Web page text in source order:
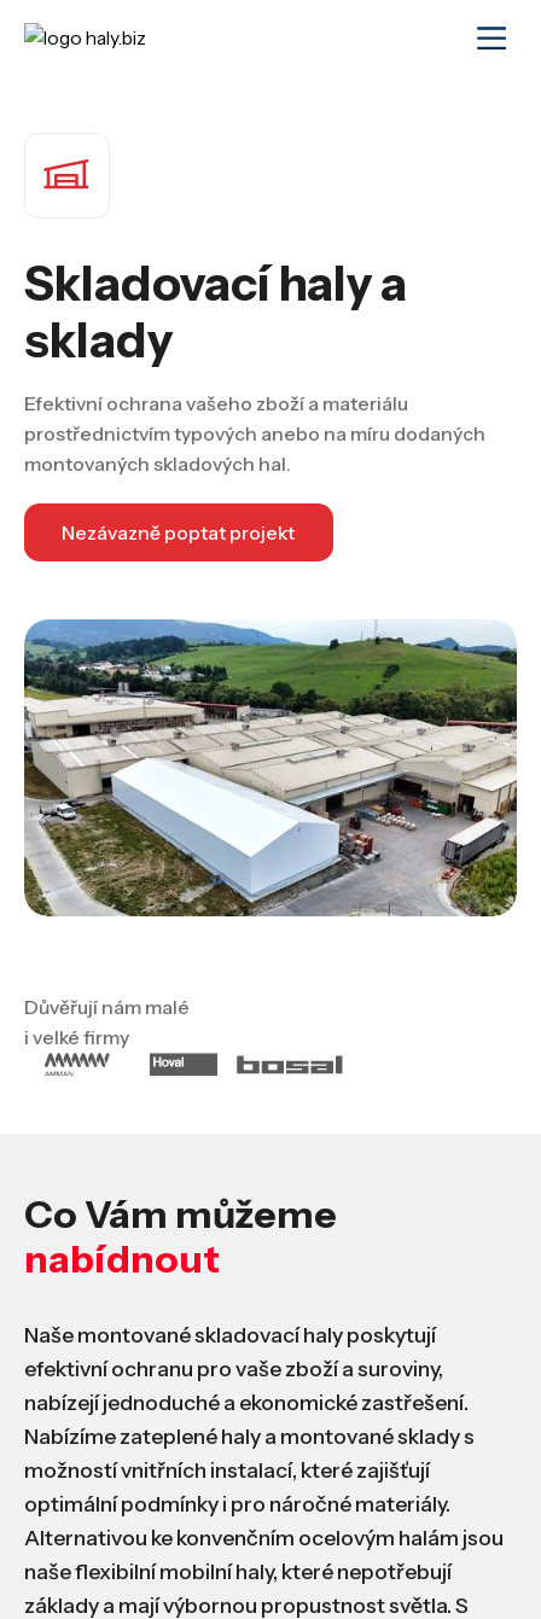
Skladovací haly a
sklady
Efektivní ochrana vašeho zboží a materiálu
prostřednictvím typových anebo na míru dodaných
montovaných skladových hal.
Nezávazně poptat projekt
Důvěřují nám malé
i velké firmy
Co Vám můžeme
nabídnout
Naše montované skladovací haly poskytují
efektivní ochranu pro vaše zboží a suroviny,
nabízejí jednoduché a ekonomické zastřešení.
Nabízíme zateplené haly a montované sklady s
možností vnitřních instalací, které zajišťují
optimální podmínky i pro náročné materiály.
Alternativou ke konvenčním ocelovým halám jsou
naše flexibilní mobilní haly, které nepotřebují
základy a mají výbornou propustnost světla. S